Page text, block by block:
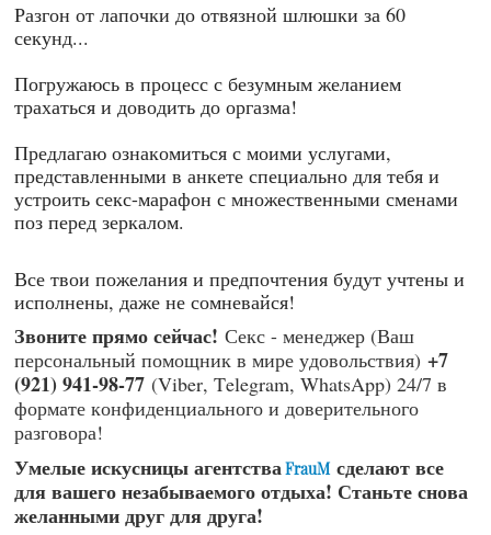
Разгон от лапочки до отвязной шлюшки за 60
секунд...
Погружаюсь в процесс с безумным желанием
трахаться и доводить до оргазма!
Предлагаю ознакомиться с моими услугами,
представленными в анкете специально для тебя и
устроить секс-марафон с множественными сменами
поз перед зеркалом.
Все твои пожелания и предпочтения будут учтены и
исполнены, даже не сомневайся!
Звоните прямо сейчас!Секс - менеджер (Ваш
персональный помощник в мире удовольствия) +7
(921) 941-98-77 (Viber, Telegram, WhatsApp) 24/7 в
формате конфиденциального и доверительного
разговора!
Умелые искусницы агентстваFrauMсделают все
для вашего незабываемого отдыха! Станьте снова
желанными друг для друга!